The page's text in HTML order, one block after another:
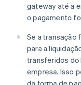
gateway até a
o pagamento
Se a transação
para a
transferidos do
empresa. Isso